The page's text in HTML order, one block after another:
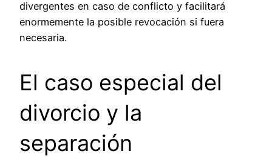
divergentes en caso de conflicto y facilitará
enormemente la posible revocación si fuera
necesaria.
El caso especial del
divorcio y la
separación